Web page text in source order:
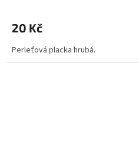
20 Kč
Perleťová placka hrubá.